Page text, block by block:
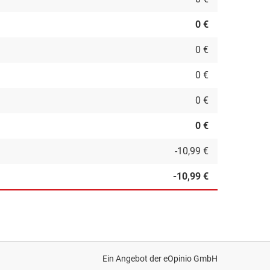
0 €
0 €
0 €
0 €
0 €
-10,99 €
-10,99 €
Ein Angebot dereOpinio GmbH